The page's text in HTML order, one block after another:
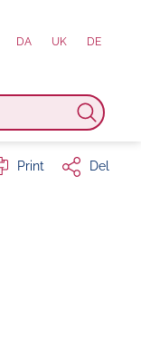
DA UK DE
Print Del